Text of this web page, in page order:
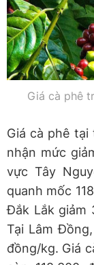
Giá cà phê
Giá cà phê
nhận mức
vực Tây
quanh mốc
Đắk Lắk giảm
Tại Lâm
đồng/kg. Giá